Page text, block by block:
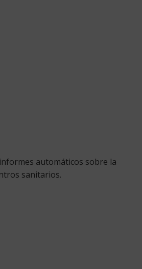
automáticos sobre la
sanitarios.